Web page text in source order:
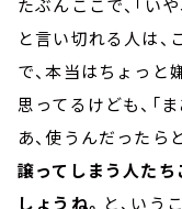
たぶんここで、「い
と言い切れる人は
で、本当はちょっと
思ってるけども、「
あ、使うんだったら
譲ってしまう人たち
しょうね。 と、いう